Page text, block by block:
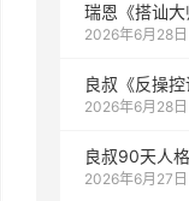
瑞恩《搭讪
2026年6月28日
良叔《反操
2026年6月28日
良叔90天人
2026年6月27日